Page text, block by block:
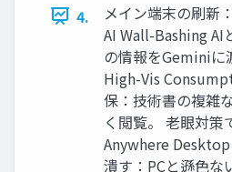
4.
メイン端末の刷新
AI Wall-Bashing AI
の情報をGeminiに
High-Vis
保：技術書の複雑
く閲覧。 老眼対策
Anywhere
潰す：PCと遜色な